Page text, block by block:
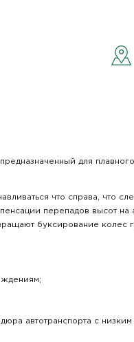
для
что справа, что
перепадов высот
буксирование колес
автотранспорта с